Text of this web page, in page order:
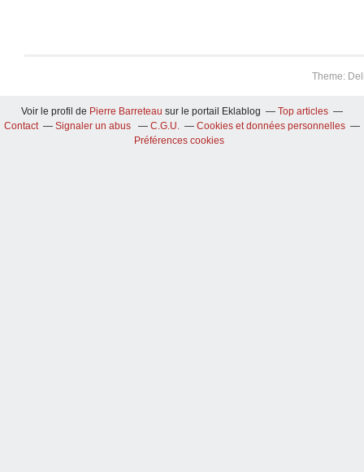
Theme:
Voir le profil de Pierre Barreteau sur le portail Eklablog
Top articles
Contact
Signaler un abus C.G.U.
Cookies et données personnelles
Préférences cookies